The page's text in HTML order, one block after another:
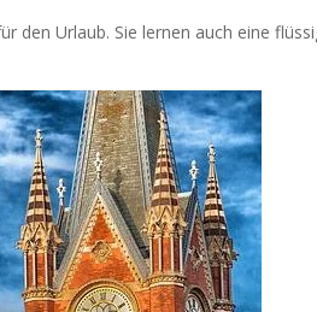
den Urlaub. Sie lernen auch eine